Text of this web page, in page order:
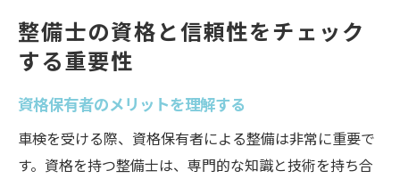
整備士の資格と信頼性をチェック
する重要性
資格保有者のメリットを理解する
車検を受ける際、資格保有者による整備は非常に重要で
す。資格を持つ整備士は、専門的な知識と技術を持ち合